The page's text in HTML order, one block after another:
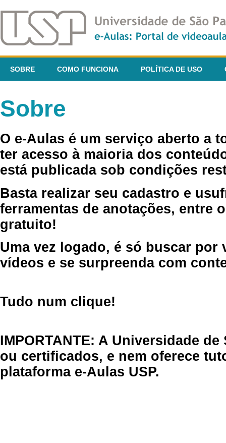
SOBRE COMO FUNCIONA POLÍTICA DE USO
Sobre
O e-Aulas é um serviço aberto a
ter acesso à maioria dos
está publicada sob condições
Basta realizar seu cadastro e
ferramentas de anotações, entre
gratuito!
Uma vez logado, é só buscar por
vídeos e se surpreenda com
Tudo num clique!
IMPORTANTE: A Universidade
ou certificados, e nem oferece
plataforma e-Aulas USP.